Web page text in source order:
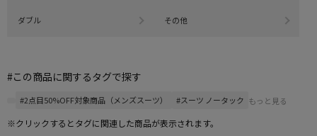
ダブル その他
#この商品に関するタグで探す
#2点目50%OFF対象商品（メンズスーツ） #スーツ ノータック もっと見る
※クリックするとタグに関連した商品が表示されます。